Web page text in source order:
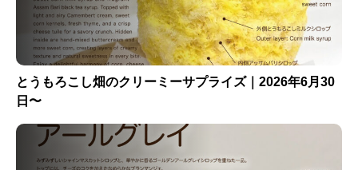
とうもろこし畑のクリーミーサプライズ｜2026年6月30
日〜